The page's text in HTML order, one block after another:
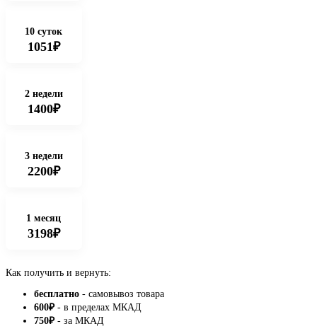
10 суток
1051₽
2 недели
1400₽
3 недели
2200₽
1 месяц
3198₽
Как получить и вернуть:
бесплатно - самовывоз товара
600₽- в пределах МКАД
750₽- за МКАД